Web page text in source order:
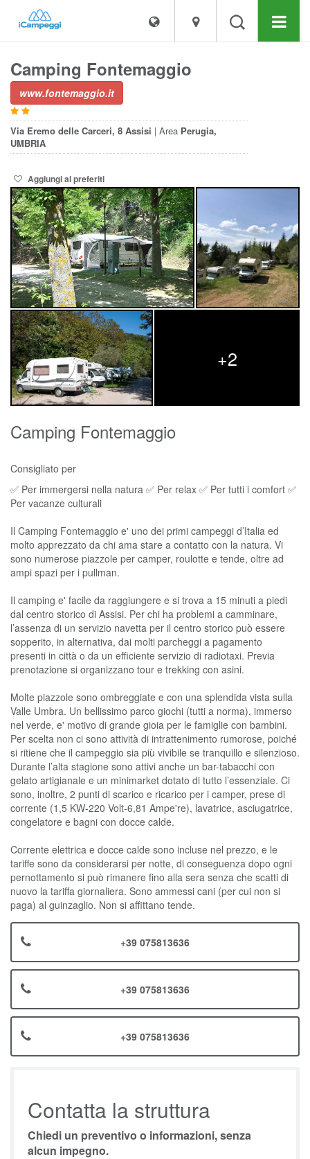
Camping Fontemaggio
www.fontemaggio.it
Via Eremo delle Carceri, 8 Assisi | Area Perugia,
UMBRIA
Aggiungi ai preferiti
+2
Camping Fontemaggio
Consigliato per
✅ Per immergersi nella natura ✅ Per relax ✅ Per tutti i comfort ✅
Per vacanze culturali
Il Camping Fontemaggio e' uno dei primi campeggi d’Italia ed
molto apprezzato da chi ama stare a contatto con la natura. Vi
sono numerose piazzole per camper, roulotte e tende, oltre ad
ampi spazi per i pullman.
Il camping e' facile da raggiungere e si trova a 15 minuti a piedi
dal centro storico di Assisi. Per chi ha problemi a camminare,
l’assenza di un servizio navetta per il centro storico può essere
sopperito, in alternativa, dai molti parcheggi a pagamento
presenti in città o da un efficiente servizio di radiotaxi. Previa
prenotazione si organizzano tour e trekking con asini.
Molte piazzole sono ombreggiate e con una splendida vista sulla
Valle Umbra. Un bellissimo parco giochi (tutti a norma), immerso
nel verde, e' motivo di grande gioia per le famiglie con bambini.
Per scelta non ci sono attività di intrattenimento rumorose, poiché
si ritiene che il campeggio sia più vivibile se tranquillo e silenzioso.
Durante l’alta stagione sono attivi anche un bar-tabacchi con
gelato artigianale e un minimarket dotato di tutto l’essenziale. Ci
sono, inoltre, 2 punti di scarico e ricarico per i camper, prese di
corrente (1,5 KW-220 Volt-6,81 Ampe're), lavatrice, asciugatrice,
congelatore e bagni con docce calde.
Corrente elettrica e docce calde sono incluse nel prezzo, e le
tariffe sono da considerarsi per notte, di conseguenza dopo ogni
pernottamento si può rimanere fino alla sera senza che scatti di
nuovo la tariffa giornaliera. Sono ammessi cani (per cui non si
paga) al guinzaglio. Non si affittano tende.
+39 075813636
+39 075813636
+39 075813636
Contatta la struttura
Chiedi un preventivo o informazioni, senza
alcun impegno.